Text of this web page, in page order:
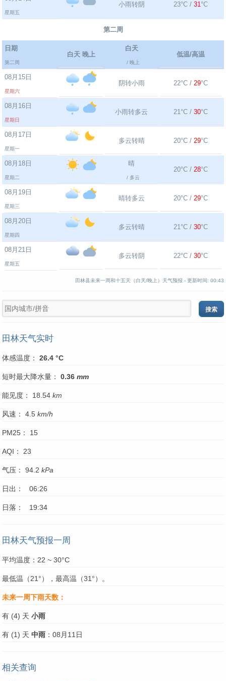
星期五
小雨转阴 23°C / 31°C
第二周
日期
第二周
白天 晚上
白天
/ 晚上
低温/高温
08月15日
星期六
阴转小雨 22°C / 29°C
08月16日
星期日
小雨转多云 21°C / 30°C
08月17日
星期一
多云转晴 20°C / 29°C
08月18日
星期二
晴
/ 多云
20°C / 28°C
08月19日
星期三
晴转多云 20°C / 29°C
08月20日
星期四
多云转晴 21°C / 30°C
08月21日
星期五
多云转阴 22°C / 30°C
田林县未来一周和十五天（白天/晚上）天气预报 - 更新时间: 00:43
田林天气实时
体感温度： 26.4 °C
短时最大降水量： 0.36 mm
能见度： 18.54 km
风速： 4.5 km/h
PM25： 15
AQI： 23
气压： 94.2 kPa
日出： 06:26
日落： 19:34
田林天气预报一周
平均温度：22 ~ 30°C
最低温（21°），最高温（31°）。
未来一周下雨天数：
有 (4) 天 小雨
有 (1) 天 中雨 ：08月11日
相关查询